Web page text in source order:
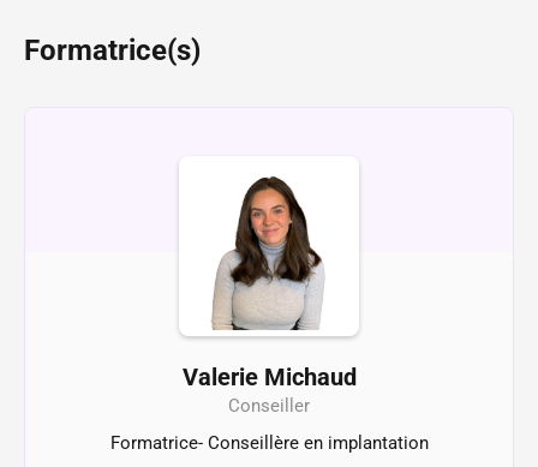
Formatrice(s)
Valerie Michaud
Conseiller
Formatrice- Conseillère en implantation